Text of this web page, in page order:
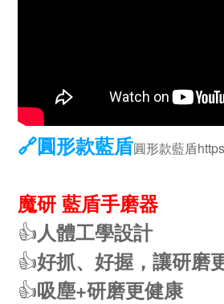
🔗圓形款藍盾圓形款藍盾
魔研 藍盾手磨器
👍人體工學設計
👍好抓、好握，讓研磨
👍吸塵+研磨更健康